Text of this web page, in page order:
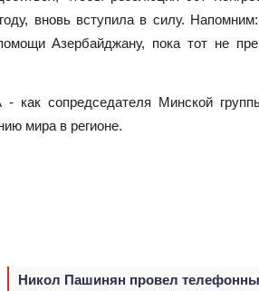
вновь вступила в силу.
Азербайджану, пока тот не
как сопредседателя Минской
мира в регионе.
Никол Пашинян провел